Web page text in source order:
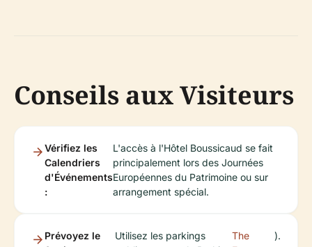
Conseils aux Visiteurs
Vérifiez les
Calendriers
d'Événements
:
L'accès à l'Hôtel Boussicaud se fait
principalement lors des Journées
Européennes du Patrimoine ou sur
arrangement spécial.
Prévoyez le
Utilisez les parkings
The
).